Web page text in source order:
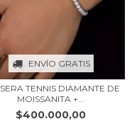
ENVÍO GRATIS
TENNIS DIAMANTE DE
MOISSANITA +...
$400.000,00